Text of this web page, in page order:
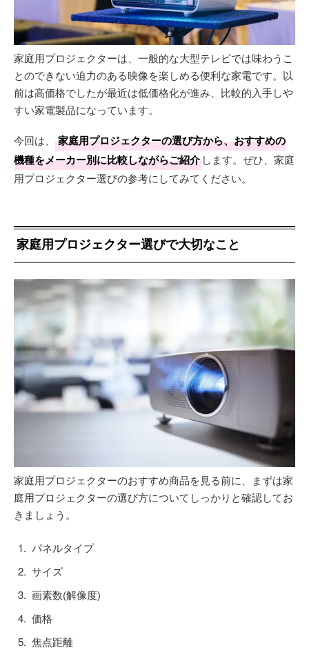
家庭用プロジェクターは、一般的な大型テレビでは味わうこ
とのできない迫力のある映像を楽しめる便利な家電です。以
前は高価格でしたが最近は低価格化が進み、比較的入手しや
すい家電製品になっています。
今回は、
家庭用プロジェクターの選び方から、おすすめの
機種をメーカー別に比較しながらご紹介 します。ぜひ、家庭
用プロジェクター選びの参考にしてみてください。
家庭用プロジェクター選びで大切なこと
家庭用プロジェクターのおすすめ商品を見る前に、まずは家
庭用プロジェクターの選び方についてしっかりと確認してお
きましょう。
パネルタイプ
サイズ
画素数(解像度)
価格
焦点距離